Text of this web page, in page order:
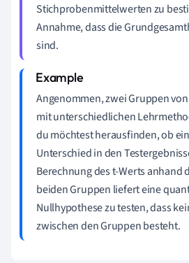
Stichprobenmittelwerten zu
Annahme, dass die
sind.
Angenommen, zwei Gruppen
mit unterschiedlichen
du möchtest herausfinden, ob
Unterschied in den
Berechnung des t-Werts anhand
beiden Gruppen liefert eine
Nullhypothese zu testen, dass
zwischen den Gruppen besteht.